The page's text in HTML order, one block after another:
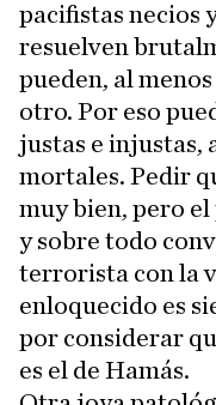
pacifistas necios
resuelven
pueden, al
otro. Por eso
justas e injustas,
mortales. Pedir
muy bien, pero
y sobre todo
terrorista con la
enloquecido es
por considerar
es el de Hamás.